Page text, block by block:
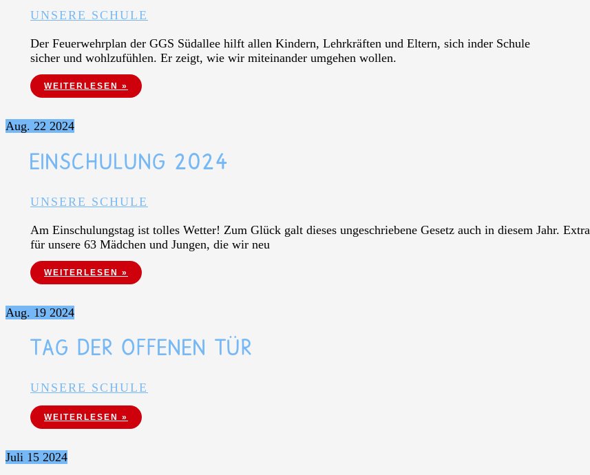
UNSERE SCHULE
Der Feuerwehrplan der GGS Südallee hilft allen Kindern, Lehrkräften und Eltern, sich inder Schule
sicher und wohlzufühlen. Er zeigt, wie wir miteinander umgehen wollen.
FEUERWEHRPLAN
WEITERLESEN »
Aug. 22 2024
EINSCHULUNG 2024
UNSERE SCHULE
Am Einschulungstag ist tolles Wetter! Zum Glück galt dieses ungeschriebene Gesetz auch in diesem Jahr. Extra
für unsere 63 Mädchen und Jungen, die wir neu
EINSCHULUNG 2024
WEITERLESEN »
Aug. 19 2024
TAG DER OFFENEN TÜR
UNSERE SCHULE
TAG DER OFFENEN TÜR
WEITERLESEN »
Juli 15 2024